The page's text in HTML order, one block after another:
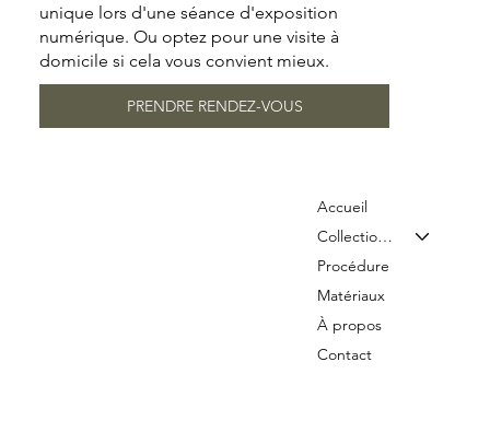
Accueil
Collection & Tarifs
Procédure
Matériaux
À propos
Contact
unique lors d'une séance d'exposition
numérique. Ou optez pour une visite à
domicile si cela vous convient mieux.
PRENDRE RENDEZ-VOUS